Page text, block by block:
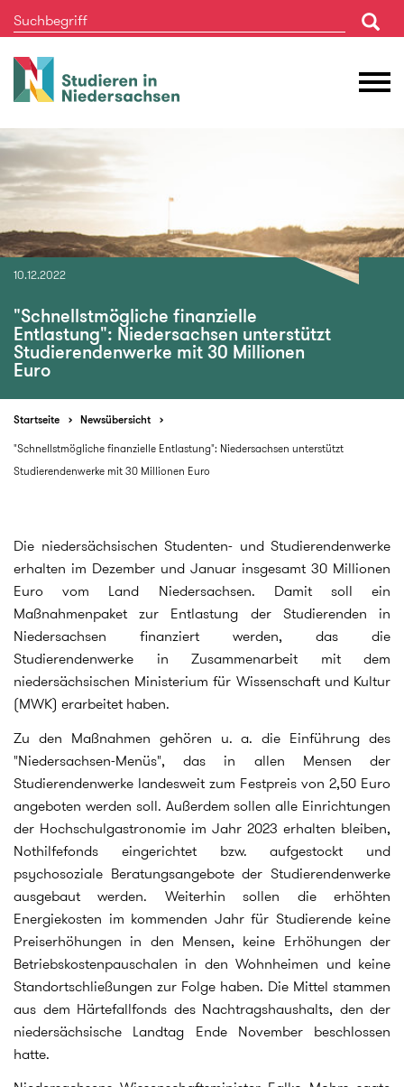
Studieren
in
10.12.2022
"Schnellstmögliche finanzielle
Entlastung": Niedersachsen unterstützt
Studierendenwerke mit 30 Millionen
Euro
Startseite
Newsübersicht
"Schnellstmögliche finanzielle Entlastung": Niedersachsen unterstützt
Studierendenwerke mit 30 Millionen Euro
Die niedersächsischen Studenten- und Studierendenwerke
erhalten im Dezember und Januar insgesamt 30 Millionen
Euro vom Land Niedersachsen. Damit soll ein
Maßnahmenpaket zur Entlastung der Studierenden in
Niedersachsen finanziert werden, das die
Studierendenwerke in Zusammenarbeit mit dem
niedersächsischen Ministerium für Wissenschaft und Kultur
(MWK) erarbeitet haben.
Zu den Maßnahmen gehören u. a. die Einführung des
"Niedersachsen-Menüs", das in allen Mensen der
Studierendenwerke landesweit zum Festpreis von 2,50 Euro
angeboten werden soll. Außerdem sollen alle Einrichtungen
der Hochschulgastronomie im Jahr 2023 erhalten bleiben,
Nothilfefonds eingerichtet bzw. aufgestockt und
psychosoziale Beratungsangebote der Studierendenwerke
ausgebaut werden. Weiterhin sollen die erhöhten
Energiekosten im kommenden Jahr für Studierende keine
Preiserhöhungen in den Mensen, keine Erhöhungen der
Betriebskostenpauschalen in den Wohnheimen und keine
Standortschließungen zur Folge haben. Die Mittel stammen
aus dem Härtefallfonds des Nachtragshaushalts, den der
niedersächsische Landtag Ende November beschlossen
hatte.